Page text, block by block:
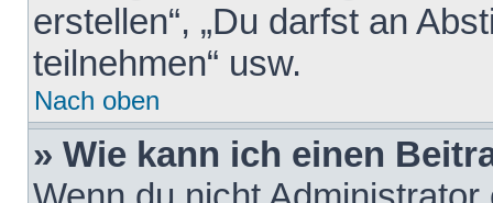
erstellen“, „Du darfst an
teilnehmen“ usw.
Nach oben
» Wie kann ich einen